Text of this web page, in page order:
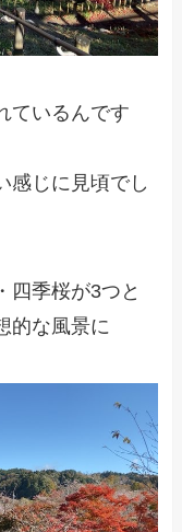
ているんです
感じに見頃でし
四季桜が3つと
的な風景に